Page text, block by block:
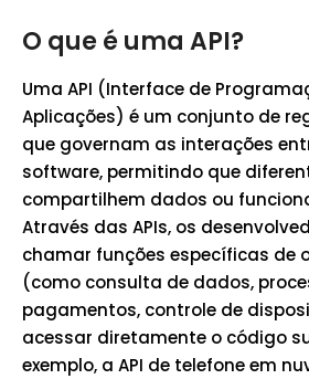
O que é uma API?
Uma API (Interface de
Aplicações) é um conjunto de
que governam as interações
software, permitindo que
compartilhem dados ou
Através das APIs, os
chamar funções específicas de
(como consulta de dados,
pagamentos, controle de
acessar diretamente o código
exemplo, a API de telefone em